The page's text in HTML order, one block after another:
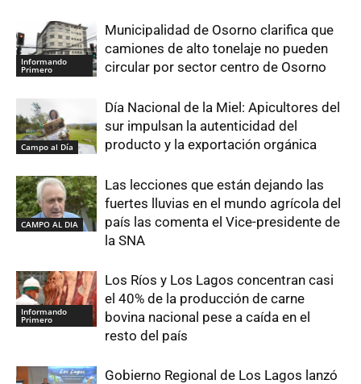
Informando
Primero
Municipalidad de Osorno clarifica que
camiones de alto tonelaje no pueden
circular por sector centro de Osorno
Campo al Día
Día Nacional de la Miel: Apicultores del
sur impulsan la autenticidad del
producto y la exportación orgánica
CAMPO AL DIA
Las lecciones que están dejando las
fuertes lluvias en el mundo agrícola del
país las comenta el Vice-presidente de
la SNA
Informando
Primero
Los Ríos y Los Lagos concentran casi
el 40% de la producción de carne
bovina nacional pese a caída en el
resto del país
Gobierno Regional de Los Lagos lanzó